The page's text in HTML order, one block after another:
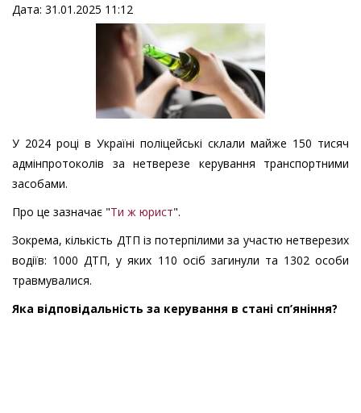
Дата: 31.01.2025 11:12
У 2024 році в Україні поліцейські склали майже 150 тисяч
адмінпротоколів за нетверезе керування транспортними
засобами.
Про це зазначає "Ти ж юрист".
Зокрема, кількість ДТП із потерпілими за участю нетверезих
водіїв: 1000 ДТП, у яких 110 осіб загинули та 1302 особи
травмувалися.
Яка відповідальність за керування в стані сп’яніння?